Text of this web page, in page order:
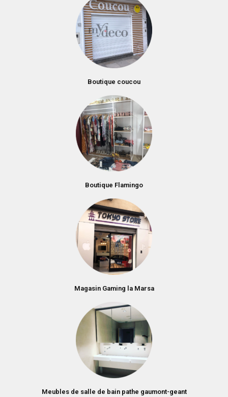
Boutique coucou
Boutique Flamingo
Magasin Gaming la Marsa
Meubles de salle de bain pathe gaumont-geant